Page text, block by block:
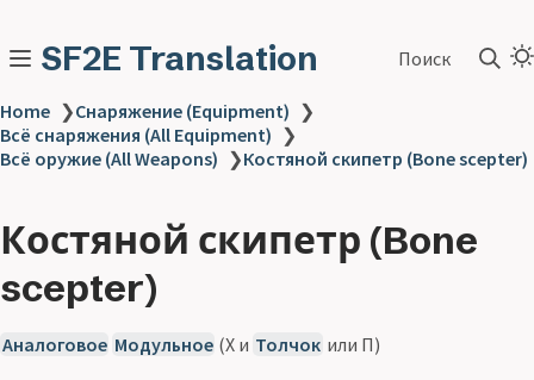
SF2E Translation Поиск
Home ❯Снаряжение (Equipment) ❯
Всё снаряжения (All Equipment) ❯
Всё оружие (All Weapons) ❯Костяной скипетр (Bone scepter)
Костяной скипетр (Bone
scepter)
Аналоговое Модульное (Х и Толчок или П)